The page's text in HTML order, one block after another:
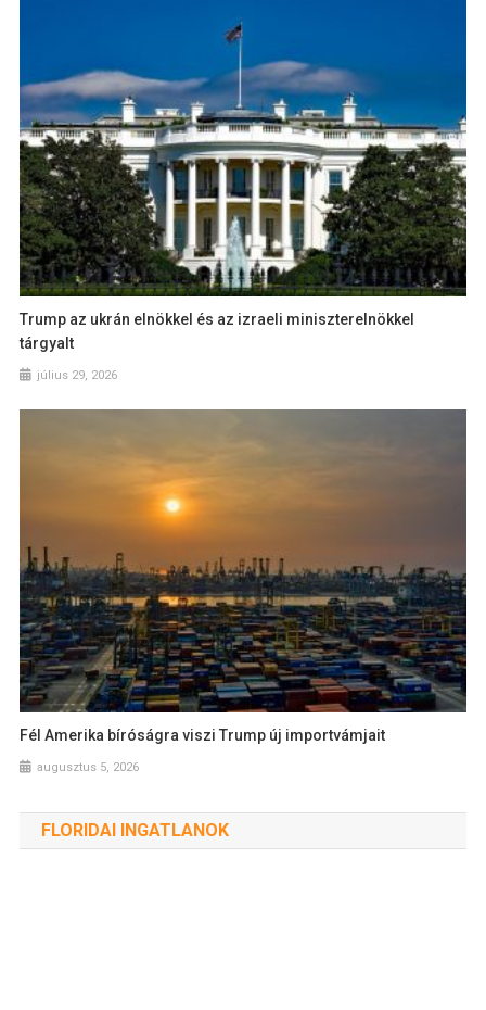
Trump az ukrán elnökkel és az izraeli miniszterelnökkel
tárgyalt
július 29, 2026
Fél Amerika bíróságra viszi Trump új importvámjait
augusztus 5, 2026
FLORIDAI INGATLANOK